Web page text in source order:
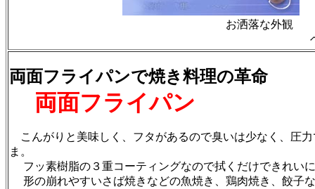
お洒落な外観
両面フライパンで焼き料理の革命
両面フライパン
こんがりと美味しく、フタがあるので臭いは少なく、圧
ま。
フッ素樹脂の３重コーティングなので拭くだけできれい
形の崩れやすいさば焼きなどの魚焼き、鶏肉焼き、餃子